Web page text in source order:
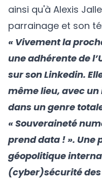
ainsi qu'à Alexis
parrainage et son
« Vivement la
une adhérente de
sur son Linkedin.
même lieu, avec
dans un genre
« Souveraineté
prend data ! ». Une
géopolitique
(cyber)sécurité